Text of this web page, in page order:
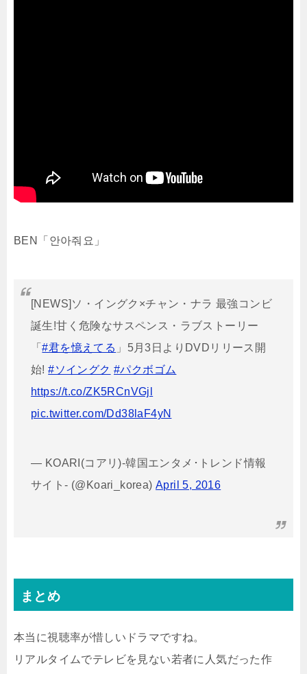
BEN「안아줘요」
[NEWS]ソ・イングク×チャン・ナラ 最強コンビ
誕生!甘く危険なサスペンス・ラブストーリー
「#君を憶えてる 」5月3日よりDVDリリース開
始!#ソイングク #パクボゴム
https://t.co/ZK5RCnVGjl
pic.twitter.com/Dd38laF4yN
— KOARI(コアリ)-韓国エンタメ･トレンド情報
サイト- (@Koari_korea)April 5, 2016
まとめ
本当に視聴率が惜しいドラマですね。
リアルタイムでテレビを見ない若者に人気だった作